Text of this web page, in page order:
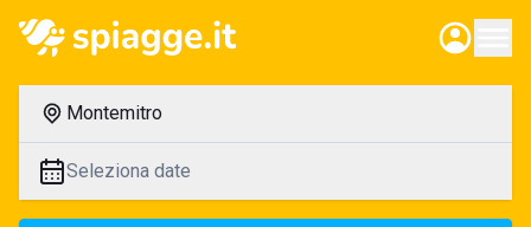
Montemitro
Seleziona date